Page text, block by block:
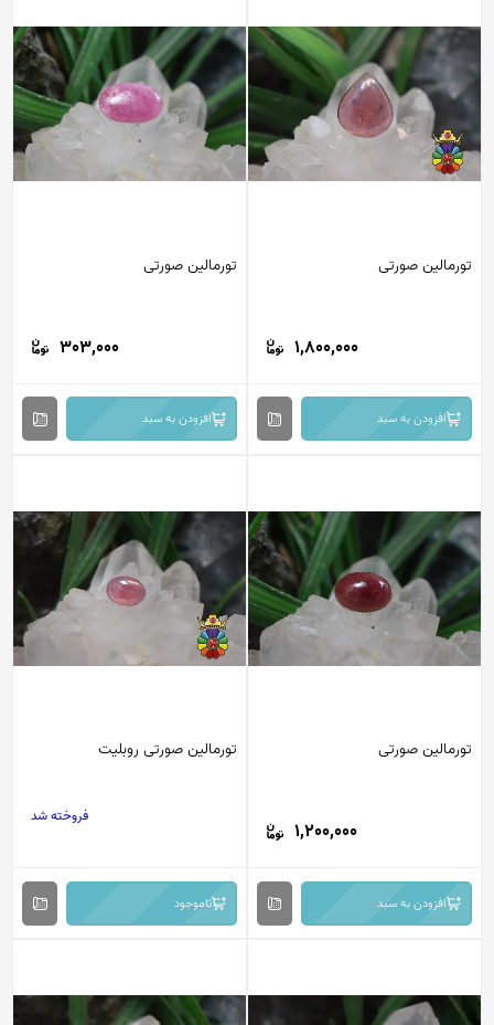
تورمالین صورتی
1,800,000
افزودن به سبد
تورمالین صورتی
303,000
افزودن به سبد
تورمالین صورتی
1,200,000
افزودن به سبد
تورمالین صورتی روبلیت
فروخته شد
ناموجود